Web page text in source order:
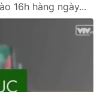
16h hàng ngày...